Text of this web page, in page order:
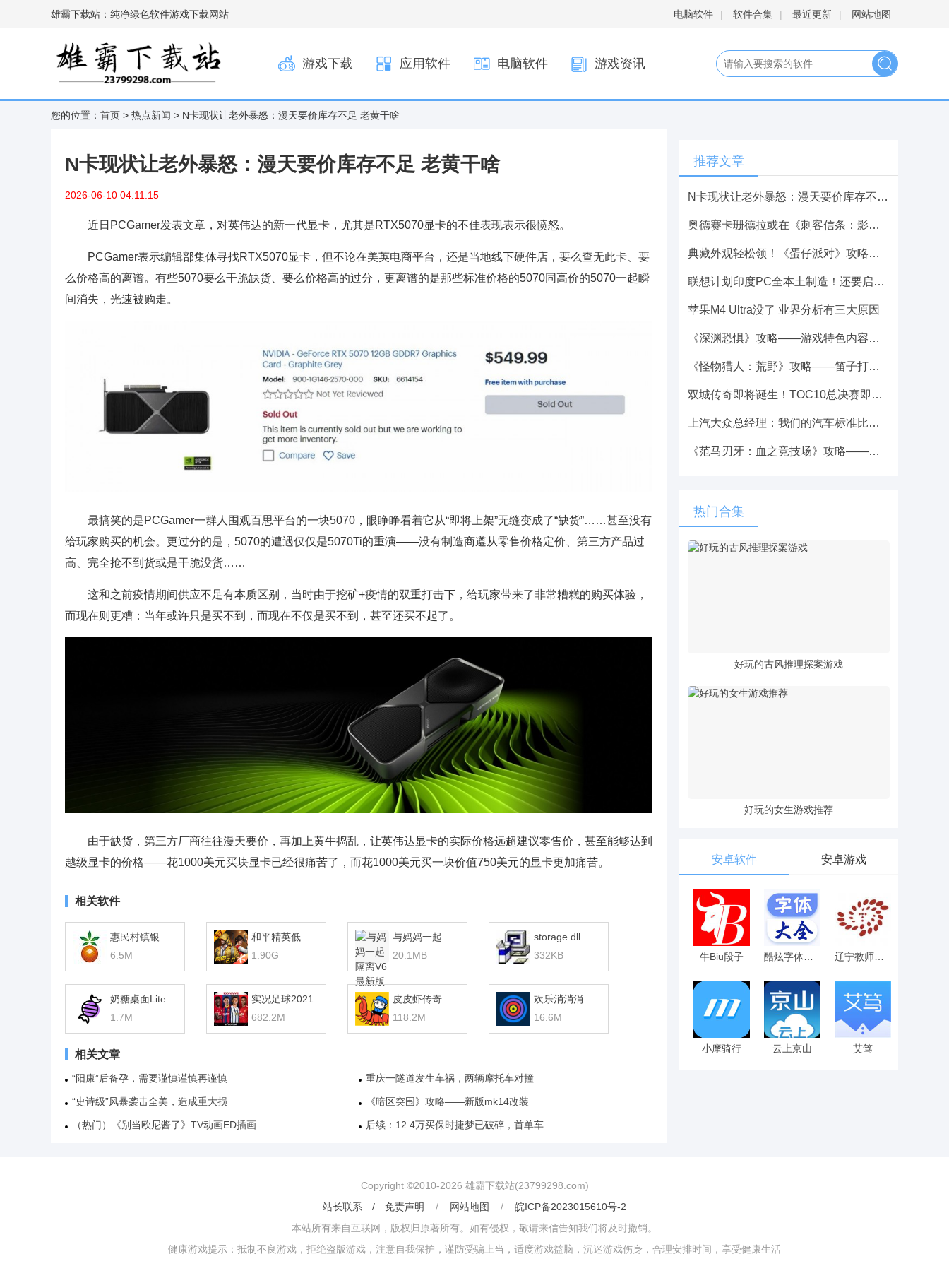
雄霸下载站：纯净绿色软件游戏下载网站 电脑软件 | 软件合集 | 最近更新 | 网站地图
游戏下载 应用软件 电脑软件 游戏资讯
您的位置： 首页 > 热点新闻 > N卡现状让老外暴怒：漫天要价库存不足 老黄干啥
N卡现状让老外暴怒：漫天要价库存不足 老黄干啥
2026-06-10 04:11:15
近日PCGamer发表文章，对英伟达的新一代显卡，尤其是RTX5070显卡的不佳表现表示很愤怒。
PCGamer表示编辑部集体寻找RTX5070显卡，但不论在美英电商平台，还是当地线下硬件店，要么查无此卡、要
么价格高的离谱。有些5070要么干脆缺货、要么价格高的过分，更离谱的是那些标准价格的5070同高价的5070一起瞬
间消失，光速被购走。
最搞笑的是PCGamer一群人围观百思平台的一块5070，眼睁睁看着它从“即将上架”无缝变成了“缺货”……甚至没有
给玩家购买的机会。更过分的是，5070的遭遇仅仅是5070Ti的重演——没有制造商遵从零售价格定价、第三方产品过
高、完全抢不到货或是干脆没货……
这和之前疫情期间供应不足有本质区别，当时由于挖矿+疫情的双重打击下，给玩家带来了非常糟糕的购买体验，
而现在则更糟：当年或许只是买不到，而现在不仅是买不到，甚至还买不起了。
由于缺货，第三方厂商往往漫天要价，再加上黄牛捣乱，让英伟达显卡的实际价格远超建议零售价，甚至能够达到
越级显卡的价格——花1000美元买块显卡已经很痛苦了，而花1000美元买一块价值750美元的显卡更加痛苦。
相关软件
惠民村镇银行网银助手
6.5M
和平精英低配版
1.90G
与妈妈一起隔离V6最新版 v1.0
20.1MB
storage.dll下载
332KB
奶糖桌面Lite
1.7M
实况足球2021
682.2M
皮皮虾传奇
118.2M
欢乐消消消赚钱版
16.6M
相关文章
“阳康”后备孕，需要谨慎谨慎再谨慎 重庆一隧道发生车祸，两辆摩托车对撞
“史诗级”风暴袭击全美，造成重大损 《暗区突围》攻略——新版mk14改装
（热门）《别当欧尼酱了》TV动画ED插画 后续：12.4万买保时捷梦已破碎，首单车
推荐文章
N卡现状让老外暴怒：漫天要价库存不足 老黄干啥
奥德赛卡珊德拉或在《刺客信条：影》攻略——登场 活了2000年
典藏外观轻松领！《蛋仔派对》攻略——限定活动“开学季福利”开启！
联想计划印度PC全本土制造！还要启动AI服务器生产
苹果M4 Ultra没了 业界分析有三大原因
《深渊恐惧》攻略——游戏特色内容介绍
《怪物猎人：荒野》攻略——笛子打黑丝技巧分享
双城传奇即将诞生！TOC10总决赛即将开启，谁会是新的主角？
上汽大众总经理：我们的汽车标准比国产车高 在国内降本机会多的是
《范马刃牙：血之竞技场》攻略——游戏下载网址介绍
热门合集
好玩的古风推理探案游戏
好玩的女生游戏推荐
安卓软件 安卓游戏
牛Biu段子
小摩骑行 云上京山 艾笃
Copyright ©2010-2026 雄霸下载站(23799298.com)
站长联系 / 免责声明
/ 网站地图 /
皖ICP备2023015610号-2
本站所有来自互联网，版权归原著所有。如有侵权，敬请来信告知我们将及时撤销。
健康游戏提示：抵制不良游戏，拒绝盗版游戏，注意自我保护，谨防受骗上当，适度游戏益脑，沉迷游戏伤身，合理安排时间，享受健康生活